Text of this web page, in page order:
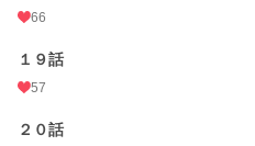
66
１９話
57
２０話